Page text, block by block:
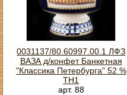
0031137/80.60997.00.1 ЛФЗ
ВАЗА д/конфет Банкетная
"Классика Петербурга" 52 %
TH1
арт. 88